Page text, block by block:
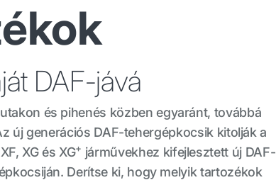
DAF-jává
és pihenés közben egyaránt, továbbá
új generációs DAF-tehergépkocsik kitolják a
XG és XG+ járművekhez kifejlesztett új DAF-
Derítse ki, hogy melyik tartozékok